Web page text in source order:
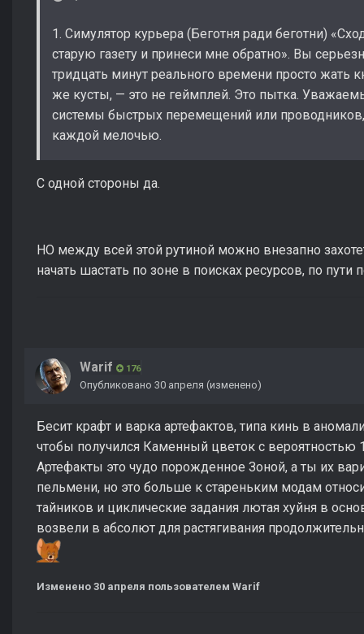
1. Симулятор курьера (Беготня ради беготни)
старую газету и принеси мне обратно». Вы
тридцать минут реального времени просто жать
же кусты, — это не геймплей. Это пытка.
системы быстрых перемещений или проводников,
каждой мелочью.
С одной стороны да.
НО между всей этой рутиной можно внезапно
начать шастать по зоне в поисках ресурсов, по
Warif 176
Опубликовано 30 апреля (изменено)
Бесит крафт и варка артефактов, типа кинь в
чтобы получился Каменный цветок с вероятностью
Артефакты это чудо порожденное Зоной, а ты их
пельмени, но это больше к стареньким модам
тайников и циклические задания лютая хуйня в
возвели в абсолют для растягивания
Изменено 30 апреля пользователем Warif